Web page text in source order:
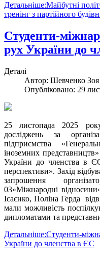
Детальніше:Майбутні
тренінг з партійного
Студенти-
рух України до
Деталі
Автор: Шевченко Зоя
Опубліковано: 29
25 листопада 2025
досліджень за
підприємства
іноземних
України до членства в
перспективи». Захід
запрошення
03»Міжнародні
Ісаєнко, Поліна Герда
мали можливість
дипломатами та
Детальніше:Студенти-
України до членства в ЄС